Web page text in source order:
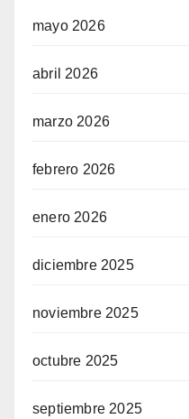
mayo 2026
abril 2026
marzo 2026
febrero 2026
enero 2026
diciembre 2025
noviembre 2025
octubre 2025
septiembre 2025